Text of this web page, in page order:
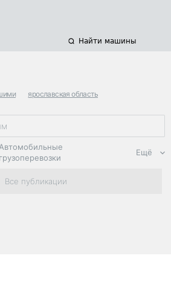
Найти машины
ярославская область
Автомобильные
грузоперевозки
Региональная
логистика
Ещё
Все публикации